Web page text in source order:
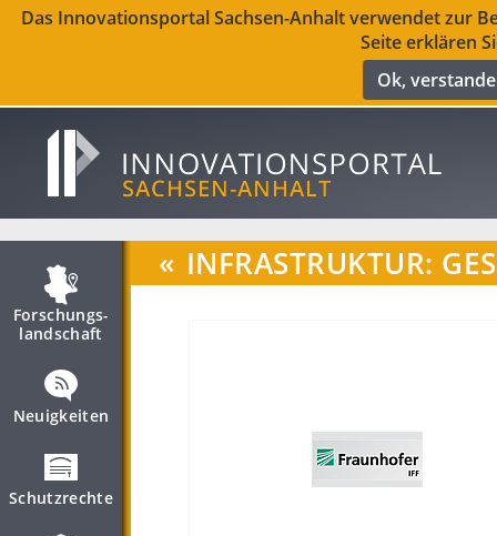
Das Innovationsportal Sachsen-Anhalt verwendet zur
Seite erklären
Ok,
Forschungs­
landschaft
Neuigkeiten
Schutzrechte
« INFRASTRUKTUR: